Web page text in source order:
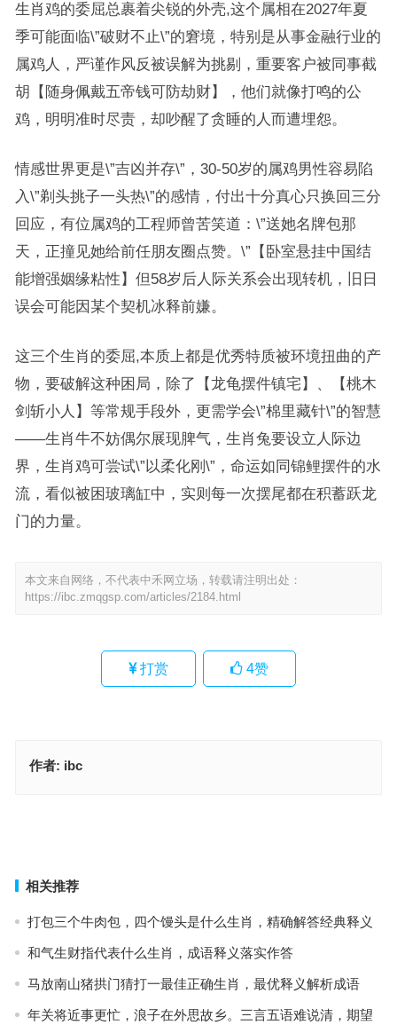
生肖鸡的委屈总裹着尖锐的外壳,这个属相在2027年夏
季可能面临\”破财不止\”的窘境，特别是从事金融行业的
属鸡人，严谨作风反被误解为挑剔，重要客户被同事截
胡【随身佩戴五帝钱可防劫财】，他们就像打鸣的公
鸡，明明准时尽责，却吵醒了贪睡的人而遭埋怨。
情感世界更是\”吉凶并存\”，30-50岁的属鸡男性容易陷
入\”剃头挑子一头热\”的感情，付出十分真心只换回三分
回应，有位属鸡的工程师曾苦笑道：\”送她名牌包那
天，正撞见她给前任朋友圈点赞。\”【卧室悬挂中国结
能增强姻缘粘性】但58岁后人际关系会出现转机，旧日
误会可能因某个契机冰释前嫌。
这三个生肖的委屈,本质上都是优秀特质被环境扭曲的产
物，要破解这种困局，除了【龙龟摆件镇宅】、【桃木
剑斩小人】等常规手段外，更需学会\”棉里藏针\”的智慧
——生肖牛不妨偶尔展现脾气，生肖兔要设立人际边
界，生肖鸡可尝试\”以柔化刚\”，命运如同锦鲤摆件的水
流，看似被困玻璃缸中，实则每一次摆尾都在积蓄跃龙
门的力量。
本文来自网络，不代表中禾网立场，转载请注明出处：
https://ibc.zmqgsp.com/articles/2184.html
打赏 4赞
作者: ibc
相关推荐
打包三个牛肉包，四个馒头是什么生肖，精确解答经典释义
和气生财指代表什么生肖，成语释义落实作答
马放南山猪拱门猜打一最佳正确生肖，最优释义解析成语
年关将近事更忙，浪子在外思故乡。三言五语难说清，期望